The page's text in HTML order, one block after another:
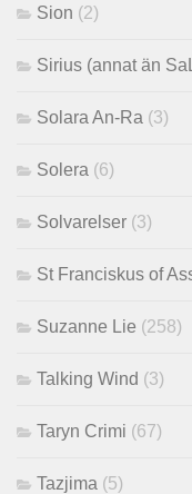
Sion (2)
Sirius (annat än
Solara An-Ra (3)
Solera (6)
Solvarelser (3)
St Franciskus of
Suzanne Lie (258)
Talking Wind (3)
Taryn Crimi (67)
Tazjima (5)